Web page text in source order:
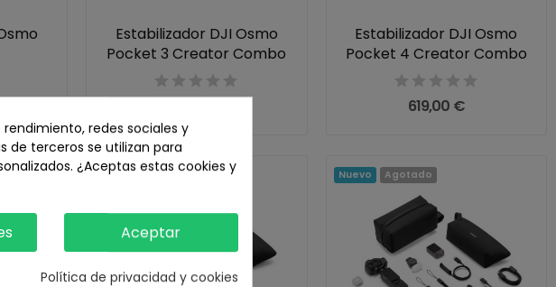
Estabilizador DJI Osmo
Pocket 3 Creator Combo
Estabilizador DJI Osmo
Pocket 4 Creator Combo
619,00 €
Nuevo Agotado Nuevo Agotado
redes sociales y
de terceros se utilizan para
¿Aceptas estas cookies y
Aceptar
Política de privacidad y cookies